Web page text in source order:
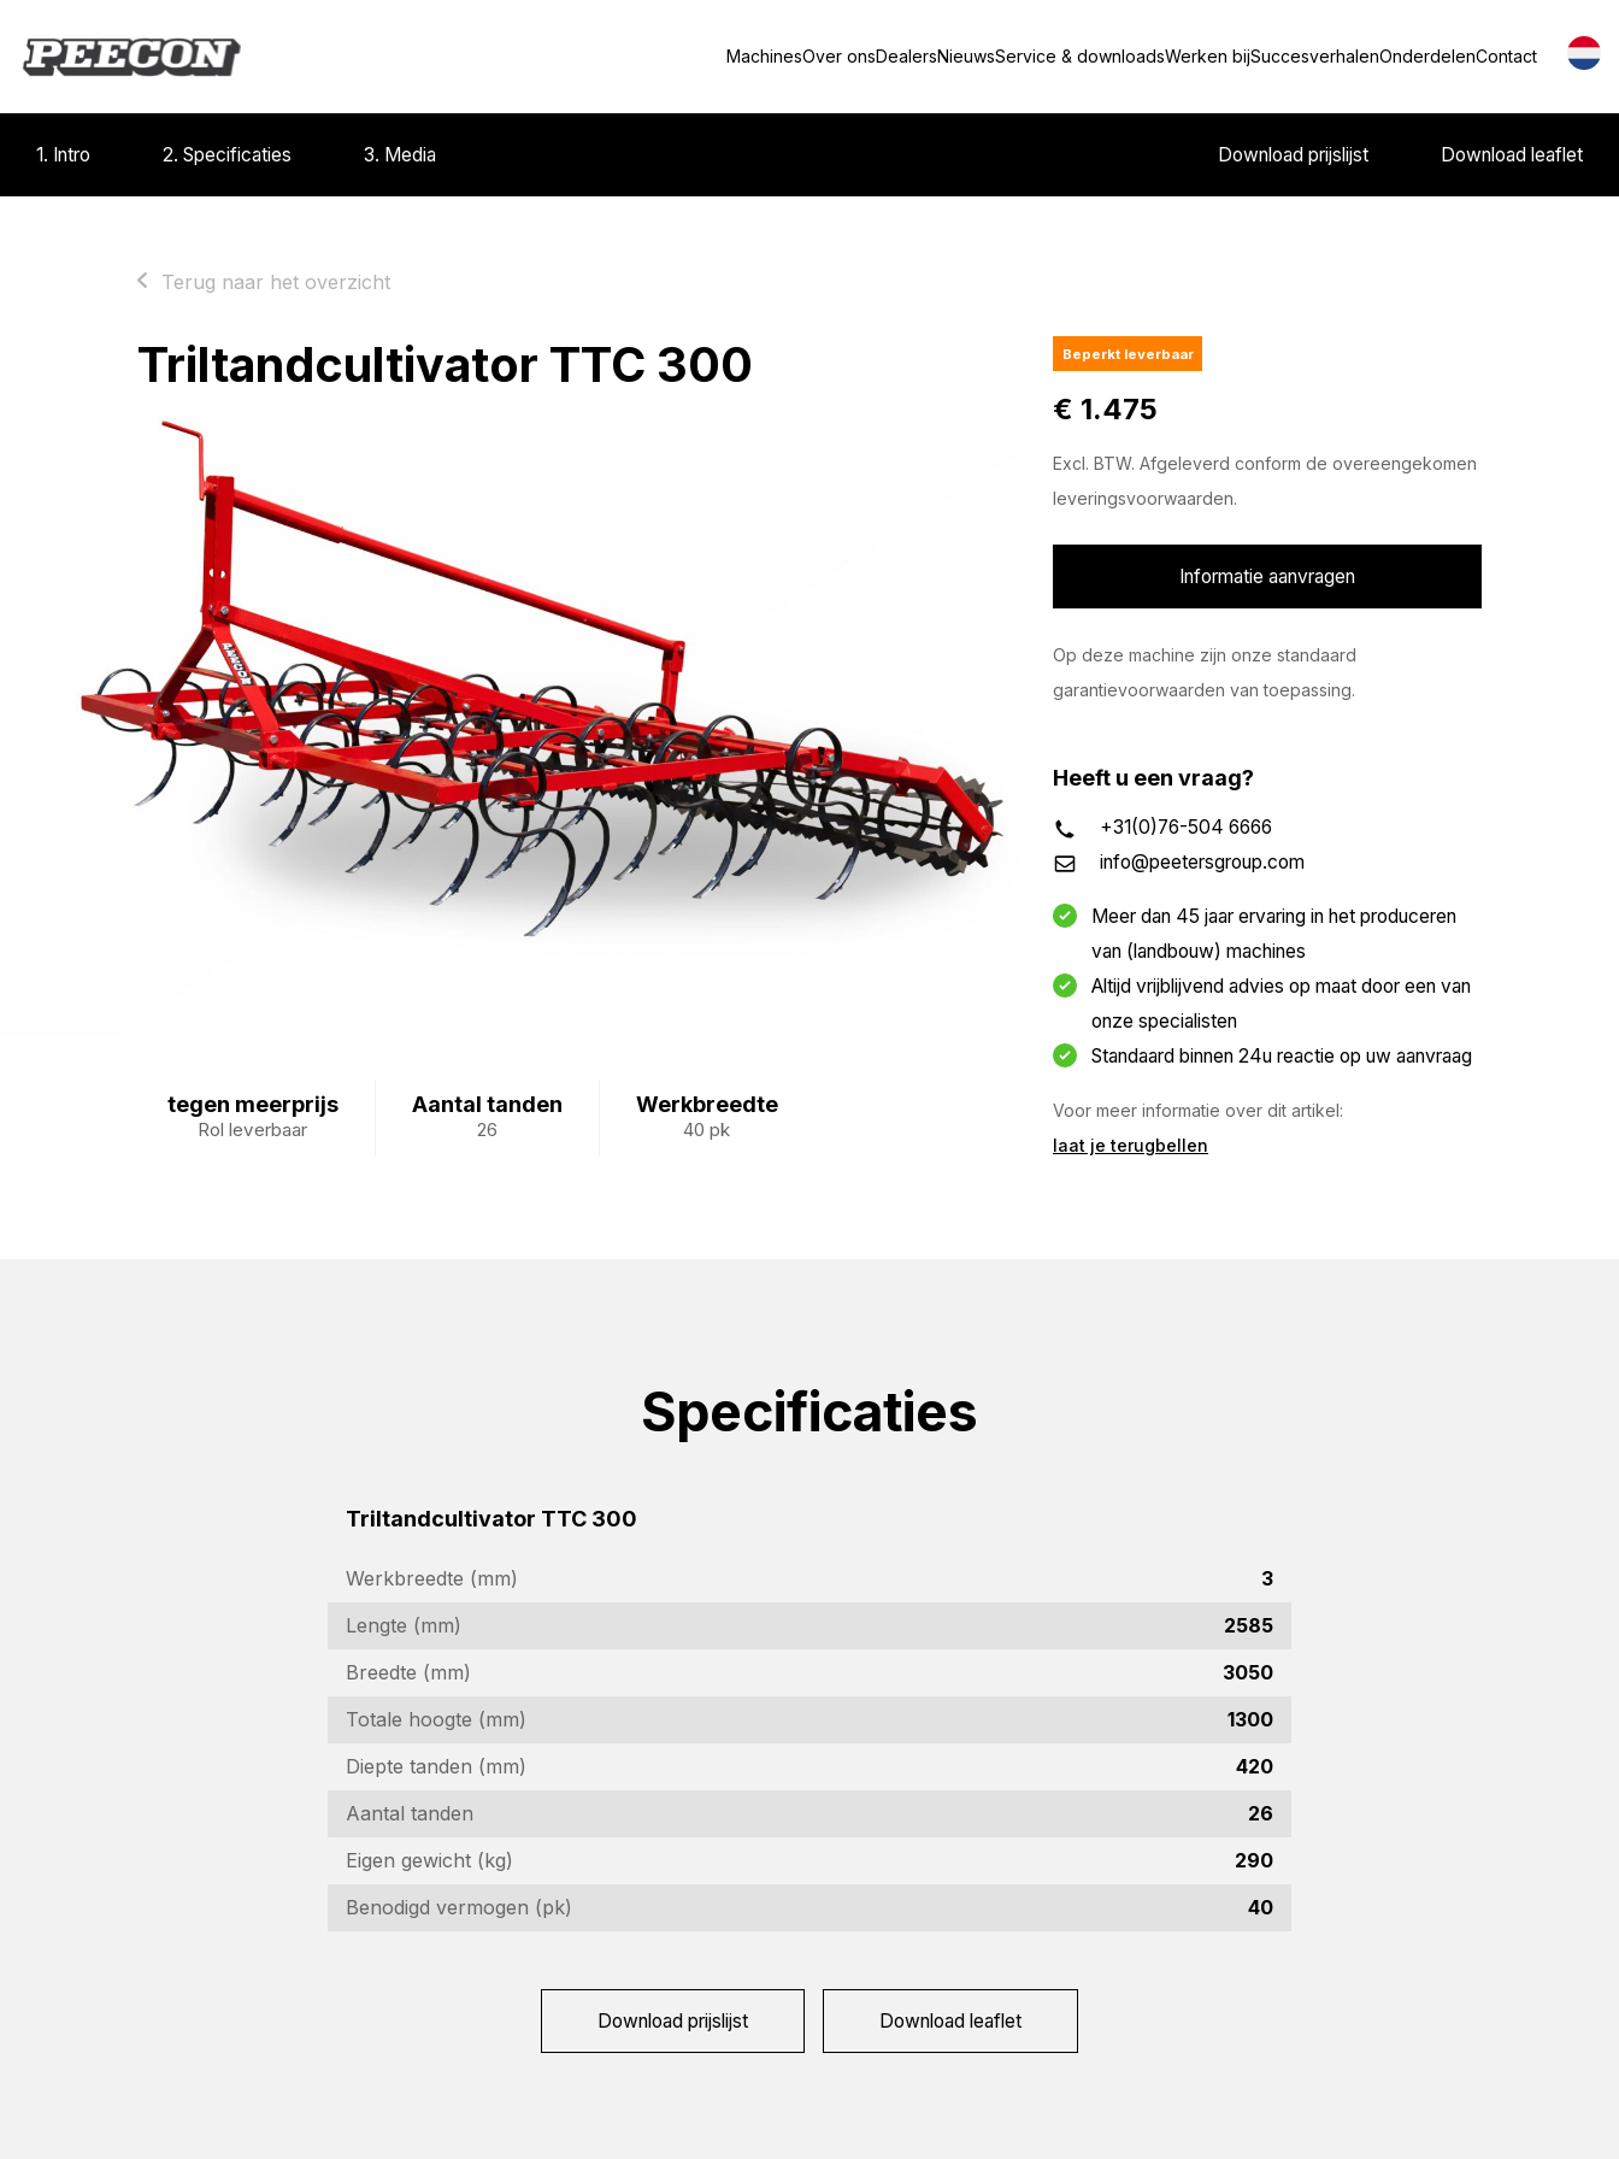
MachinesOver onsDealersNieuwsService & downloadsWerken bijSuccesverhalenOnderdelenContact
1. Intro 2. Specificaties 3. Media Download prijslijst Download leaflet
Terug naar het overzicht
Triltandcultivator TTC 300
tegen meerprijs
Rol leverbaar
Aantal tanden
26
Werkbreedte
40 pk
Beperkt leverbaar
€ 1.475
Excl. BTW. Afgeleverd conform de overeengekomen
leveringsvoorwaarden.
Informatie aanvragen
Op deze machine zijn onze standaard
garantievoorwaarden van toepassing.
Heeft u een vraag?
+31(0)76-504 6666
info@peetersgroup.com
Meer dan 45 jaar ervaring in het produceren
van (landbouw) machines
Altijd vrijblijvend advies op maat door een van
onze specialisten
Standaard binnen 24u reactie op uw aanvraag
Voor meer informatie over dit artikel:
laat je terugbellen
Specificaties
Triltandcultivator TTC 300
Werkbreedte (mm)
3
Lengte (mm)
2585
Breedte (mm)
3050
Totale hoogte (mm)
1300
Diepte tanden (mm)
420
Aantal tanden
26
Eigen gewicht (kg)
290
Benodigd vermogen (pk)
40
Download prijslijst Download leaflet
Geïnteresseerd in deze machine? Neem contact op via dit formulier.
(Vereist)
Bedrijfsnaam